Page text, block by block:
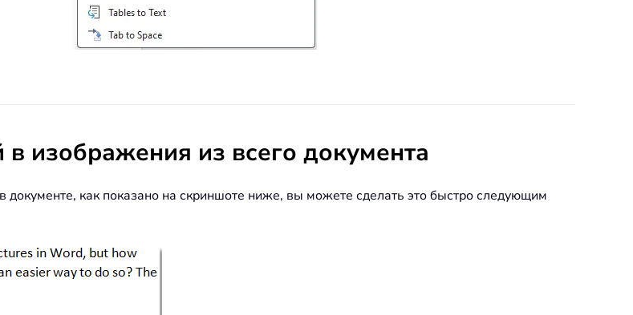
изображения из всего документа
документе, как показано на скриншоте ниже, вы можете сделать это быстро следующим